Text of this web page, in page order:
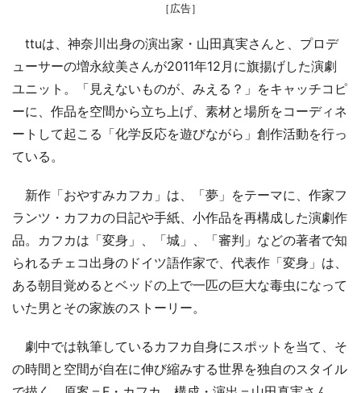
［広告］
ttuは、神奈川出身の演出家・山田真実さんと、プロデ
ューサーの増永紋美さんが2011年12月に旗揚げした演劇
ユニット。「見えないものが、みえる？」をキャッチコピ
ーに、作品を空間から立ち上げ、素材と場所をコーディネ
ートして起こる「化学反応を遊びながら」創作活動を行っ
ている。
新作「おやすみカフカ」は、「夢」をテーマに、作家フ
ランツ・カフカの日記や手紙、小作品を再構成した演劇作
品。カフカは「変身」、「城」、「審判」などの著者で知
られるチェコ出身のドイツ語作家で、代表作「変身」は、
ある朝目覚めるとベッドの上で一匹の巨大な毒虫になって
いた男とその家族のストーリー。
劇中では執筆しているカフカ自身にスポットを当て、そ
の時間と空間が自在に伸び縮みする世界を独自のスタイル